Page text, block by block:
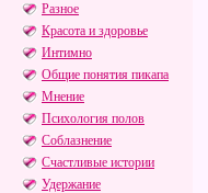
Разное
Красота и здоровье
Интимно
Общие понятия пикапа
Мнение
Психология полов
Соблазнение
Счастливые истории
Удержание